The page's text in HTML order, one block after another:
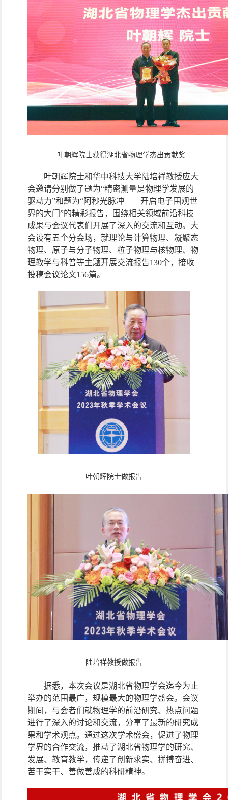
叶朝辉院士获得湖北省物理学杰出贡献奖
叶朝辉院士和华中科技大学陆培祥教授应大
会邀请分别做了题为“精密测量是物理学发展的
驱动力”和题为“阿秒光脉冲——开启电子围观世
界的大门”的精彩报告，围绕相关领域前沿科技
成果与会议代表们开展了深入的交流和互动。大
会设有五个分会场，就理论与计算物理、凝聚态
物理、原子与分子物理、粒子物理与核物理、物
理教学与科普等主题开展交流报告130个，接收
投稿会议论文156篇。
叶朝辉院士做报告
陆培祥教授做报告
据悉，本次会议是湖北省物理学会迄今为止
举办的范围最广，规模最大的物理学盛会。会议
期间，与会者们就物理学的前沿研究、热点问题
进行了深入的讨论和交流，分享了最新的研究成
果和学术观点。通过这次学术盛会，促进了物理
学界的合作交流，推动了湖北省物理学的研究、
发展、教育教学，传递了创新求实、拼搏奋进、
苦干实干、善做善成的科研精神。